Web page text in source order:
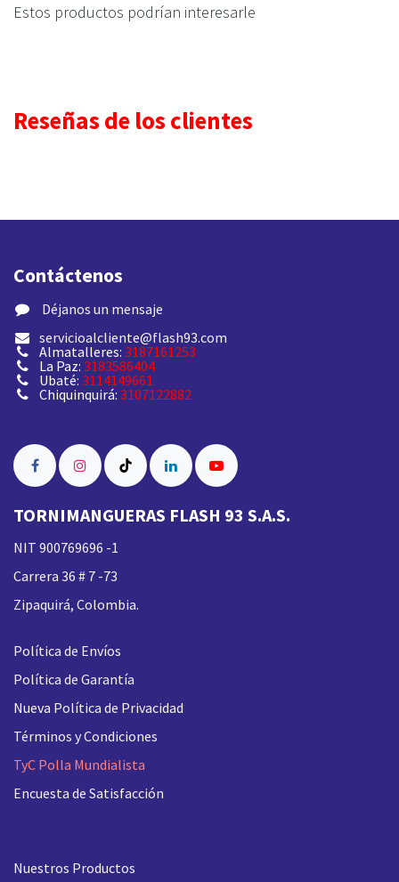
Estos productos podrían interesarle
Reseñas de los clientes
Contáctenos
​ Déjanos un mensaje
servicioalcliente@flash93.com
Almatalleres: 3187161253
La Paz: 3183586404
Ubaté: 3114149661
Chiquinquirá: 3107122882
TORNIMANGUERAS FLASH 93 S.A.S.
NIT 900769696 -1
Carrera 36 # 7 -73
Zipaquirá, Colombia.
Política de Envíos
Política de Garantía
Nueva Política de Privacidad
Términos y Condiciones
TyC Polla Mundialista
Encuesta de Satisfacción
Nuestros Productos